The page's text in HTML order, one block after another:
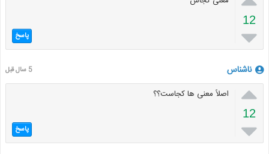
12
 پاسخ
ناشناس 5 سال قبل

12

اصلاً معنی ها کجاست؟؟
پاسخ